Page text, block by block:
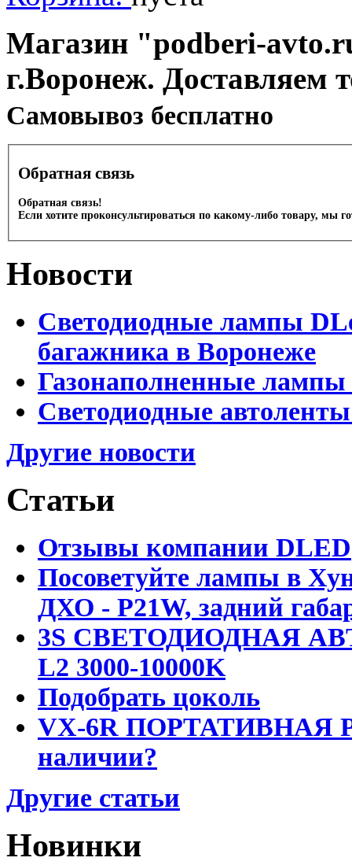
Магазин "podberi-
г.Воронеж. Доставляем
Cамовывоз бесплатно
Обратная связь
Обратная связь!
Если хотите проконсультироваться по какому-либо товару, мы
Новости
Светодиодные лампы
багажника в Воронеже
Газонаполненные
Светодиодные
Другие новости
Статьи
Отзывы компании DLED
Посоветуйте лампы в
ДХО - P21W, задний
3S СВЕТОДИОДНАЯ
L2 3000-10000K
Подобрать цоколь
VX-6R ПОРТАТИВНАЯ
наличии?
Другие статьи
Новинки